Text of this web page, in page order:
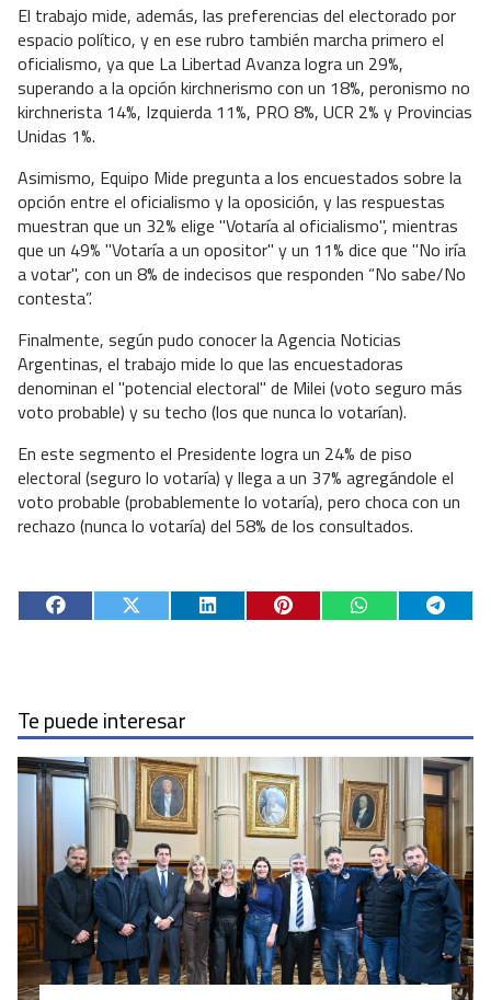
El trabajo mide, además, las preferencias del electorado por
espacio político, y en ese rubro también marcha primero el
oficialismo, ya que La Libertad Avanza logra un 29%,
superando a la opción kirchnerismo con un 18%, peronismo no
kirchnerista 14%, Izquierda 11%, PRO 8%, UCR 2% y Provincias
Unidas 1%.
Asimismo, Equipo Mide pregunta a los encuestados sobre la
opción entre el oficialismo y la oposición, y las respuestas
muestran que un 32% elige "Votaría al oficialismo", mientras
que un 49% "Votaría a un opositor" y un 11% dice que "No iría
a votar", con un 8% de indecisos que responden “No sabe/No
contesta”.
Finalmente, según pudo conocer la Agencia Noticias
Argentinas, el trabajo mide lo que las encuestadoras
denominan el "potencial electoral" de Milei (voto seguro más
voto probable) y su techo (los que nunca lo votarían).
En este segmento el Presidente logra un 24% de piso
electoral (seguro lo votaría) y llega a un 37% agregándole el
voto probable (probablemente lo votaría), pero choca con un
rechazo (nunca lo votaría) del 58% de los consultados.
Te puede interesar